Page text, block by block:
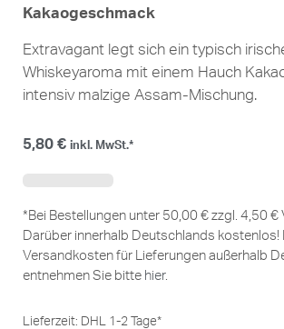
Kakaogeschmack
Extravagant legt sich ein typisch
Whiskeyaroma mit einem Hauch
intensiv malzige Assam-Mischung.
5,80 € inkl. MwSt.*
*Bei Bestellungen unter 50,00 € zzgl. 4,50 €
Darüber innerhalb Deutschlands kostenlos!
Versandkosten für Lieferungen außerhalb
entnehmen Sie bitte hier.
Lieferzeit: DHL 1-2 Tage*